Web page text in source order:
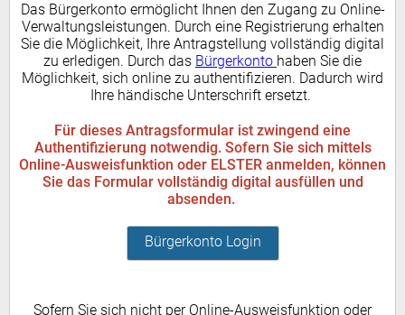
Das Bürgerkonto ermöglicht Ihnen den Zugang zu Online-
Verwaltungsleistungen. Durch eine Registrierung erhalten
Sie die Möglichkeit, Ihre Antragstellung vollständig digital
zu erledigen. Durch das Bürgerkonto haben Sie die
Möglichkeit, sich online zu authentifizieren. Dadurch wird
Ihre händische Unterschrift ersetzt.
Für dieses Antragsformular ist zwingend eine
Authentifizierung notwendig. Sofern Sie sich mittels
Online-Ausweisfunktion oder ELSTER anmelden, können
Sie das Formular vollständig digital ausfüllen und
absenden.
Bürgerkonto Login
Sofern Sie sich nicht per Online-Ausweisfunktion oder